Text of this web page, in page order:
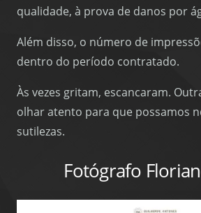
qualidade, à prova de danos por
Além disso, o número de
dentro do período contratado.
Às vezes gritam, escancaram.
olhar atento para que possamos
sutilezas.
Fotógrafo